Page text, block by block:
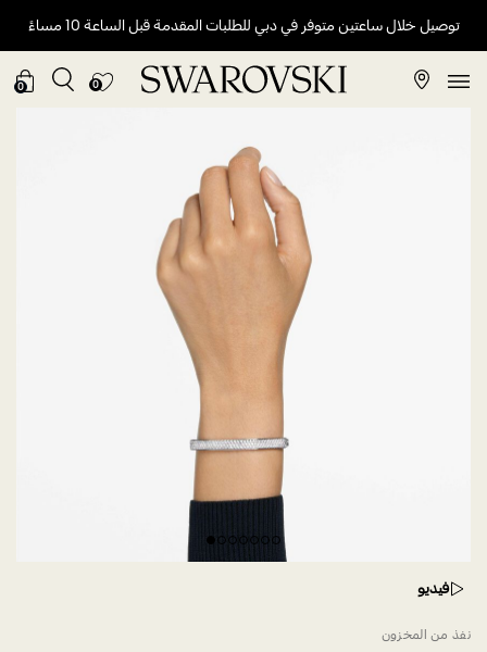
توصيل خلال ساعتين متوفر في دبي للطلبات المقدمة قبل الساعة 10 مساءً
0
0
فيديو
نفذ من المخزون